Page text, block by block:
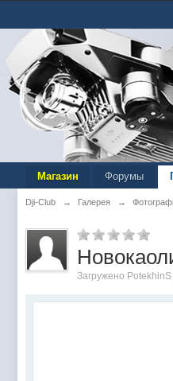
Магазин Форумы
Dji-Club → Галерея →
Загружено